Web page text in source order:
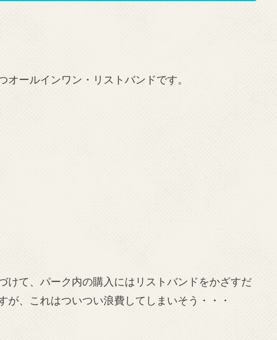
ールインワン・リストバンドです。
けて、パーク内の購入にはリストバンドをかざすだ
が、これはついつい浪費してしまいそう・・・